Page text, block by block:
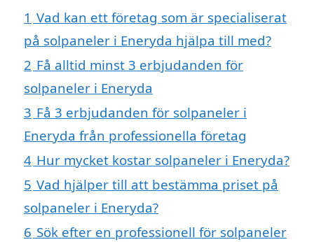
1 Vad kan ett företag som är specialiserat
på solpaneler i Eneryda hjälpa till med?
2 Få alltid minst 3 erbjudanden för
solpaneler i Eneryda
3 Få 3 erbjudanden för solpaneler i
Eneryda från professionella företag
4 Hur mycket kostar solpaneler i Eneryda?
5 Vad hjälper till att bestämma priset på
solpaneler i Eneryda?
6 Sök efter en professionell för solpaneler